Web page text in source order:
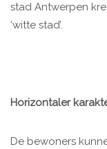
stad Antwerpen
‘witte stad’.
Horizontaler
De bewoners